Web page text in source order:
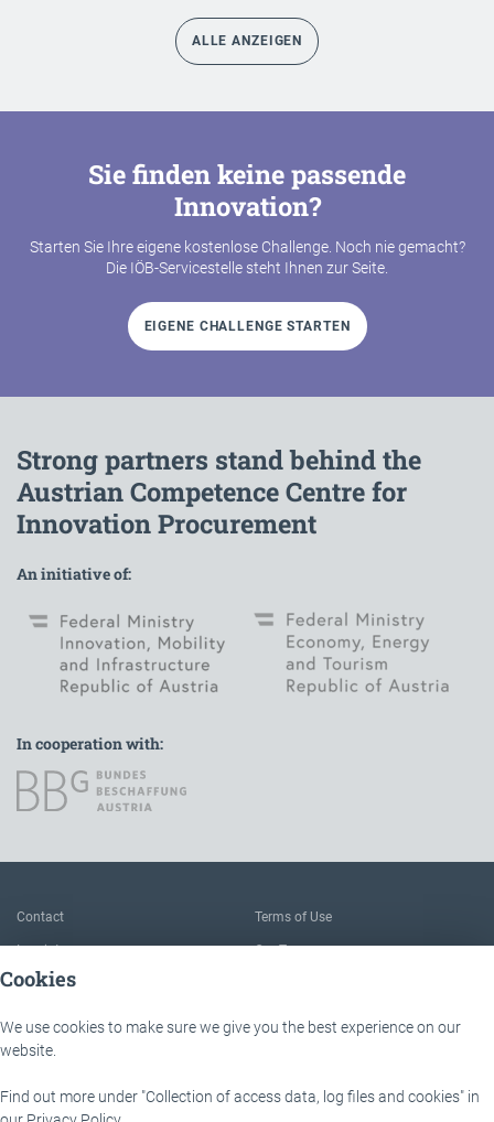
ALLE ANZEIGEN
Sie finden keine passende
Innovation?
Starten Sie Ihre eigene kostenlose Challenge. Noch nie gemacht?
Die IÖB-Servicestelle steht Ihnen zur Seite.
EIGENE CHALLENGE STARTEN
Strong partners stand behind the
Austrian Competence Centre for
Innovation Procurement
An initiative of:
In cooperation with:
Cookies
We use cookies to make sure we give you the best experience on our
website.
Find out more under "Collection of access data, log files and cookies" in
Contact
Imprint
FAQ
Accessibility
Terms of Use
Our Team
IÖB - Servicestelle
Lassallestraße 9b